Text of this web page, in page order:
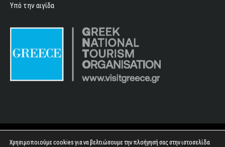
Υπό την αιγίδα
Copyright 2023 - Floyd Club
Χρησιμοποιούμε cookies για να βελτιώσουμε την πλοήγησή σας στην ιστοσελίδα